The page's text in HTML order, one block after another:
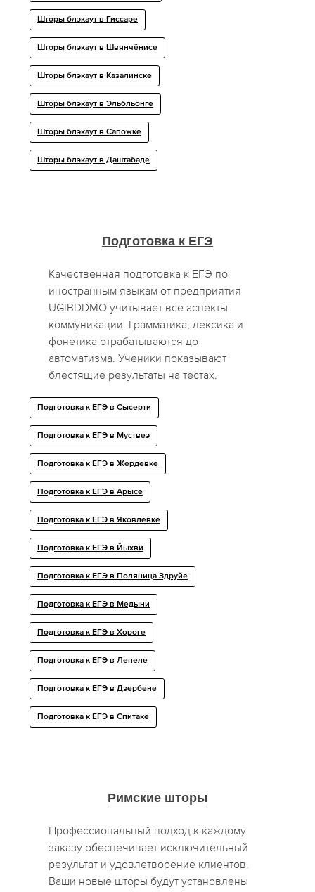
Шторы блэкаут в Гиссаре
Шторы блэкаут в Швянчёнисе
Шторы блэкаут в Казалинске
Шторы блэкаут в Эльбльонге
Шторы блэкаут в Сапожке
Шторы блэкаут в Даштабаде
Подготовка к ЕГЭ
Качественная подготовка к ЕГЭ по
иностранным языкам от предприятия
UGIBDDMO учитывает все аспекты
коммуникации. Грамматика, лексика и
фонетика отрабатываются до
автоматизма. Ученики показывают
блестящие результаты на тестах.
Подготовка к ЕГЭ в Сысерти
Подготовка к ЕГЭ в Муствеэ
Подготовка к ЕГЭ в Жердевке
Подготовка к ЕГЭ в Арысе
Подготовка к ЕГЭ в Яковлевке
Подготовка к ЕГЭ в Йыхви
Подготовка к ЕГЭ в Поляница Здруйе
Подготовка к ЕГЭ в Медыни
Подготовка к ЕГЭ в Хороге
Подготовка к ЕГЭ в Лепеле
Подготовка к ЕГЭ в Дзербене
Подготовка к ЕГЭ в Спитаке
Римские шторы
Профессиональный подход к каждому
заказу обеспечивает исключительный
результат и удовлетворение клиентов.
Ваши новые шторы будут установлены